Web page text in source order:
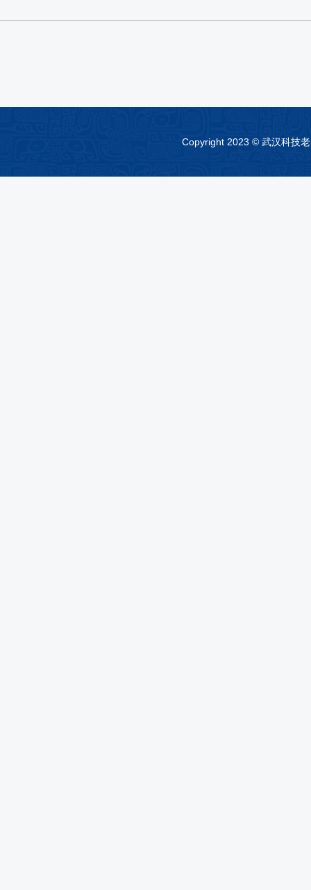
Copyright 2023 © 武汉科技